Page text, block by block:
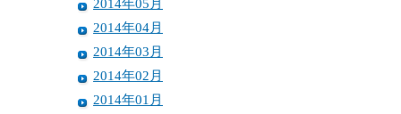
2014年05月
2014年04月
2014年03月
2014年02月
2014年01月